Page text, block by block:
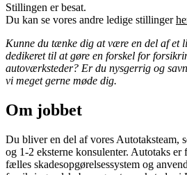
Stillingen er besat.
Du kan se vores andre ledige stillinger
Kunne du tænke dig at være en del af et
dedikeret til at gøre en forskel for
autoværksteder? Er du nysgerrig og
vi meget gerne møde dig.
Om jobbet
Du bliver en del af vores Autotaksteam,
og 1-2 eksterne konsulenter. Autotaks er
fælles skadesopgørelsessystem og